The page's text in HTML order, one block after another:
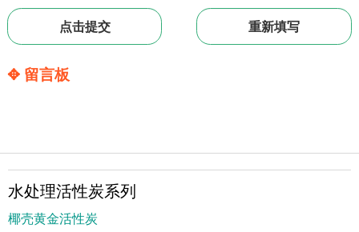
✥ 留言板
水处理活性炭系列
椰壳黄金活性炭